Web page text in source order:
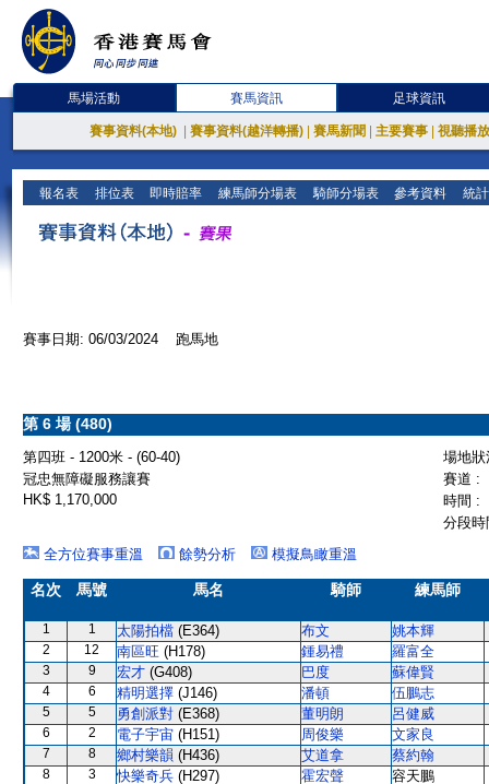
馬場活動 賽馬資訊 足球資訊
賽事資料(本地) 賽事資料(越洋轉播) 賽馬新聞 主要賽事 視聽播
報名表 排位表 即時賠率 練馬師分場表 騎師分場表 參考資料 統
賽事日期: 06/03/2024 跑馬地
第 6 場 (480)
第四班 - 1200米 - (60-40)
場地
冠忠無障礙服務讓賽
賽道 :
HK$ 1,170,000
時間 :
分段
全方位賽事重溫
餘勢分析 模擬鳥瞰重溫
名次 馬號 馬名 騎師 練馬師
1 1 太陽拍檔 (E364) 布文 姚本輝
2 12 南區旺 (H178) 鍾易禮 羅富全
3 9 宏才 (G408) 巴度 蘇偉賢
4 6 精明選擇 (J146) 潘頓 伍鵬志
5 5 勇創派對 (E368) 董明朗 呂健威
6 2 電子宇宙 (H151) 周俊樂 文家良
7 8 鄉村樂韻 (H436) 艾道拿 蔡約翰
8 3 快樂奇兵 (H297) 霍宏聲 容天鵬